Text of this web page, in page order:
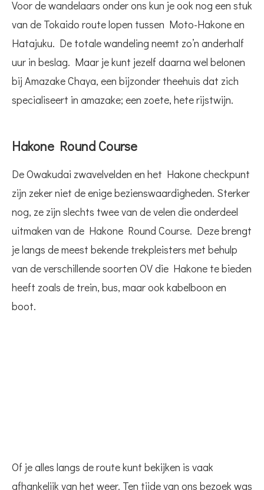
Voor de wandelaars onder ons kun je ook nog een stuk
van de Tokaido route lopen tussen Moto-Hakone en
Hatajuku. De totale wandeling neemt zo’n anderhalf
uur in beslag. Maar je kunt jezelf daarna wel belonen
bij Amazake Chaya, een bijzonder theehuis dat zich
specialiseert in amazake; een zoete, hete rijstwijn.
Hakone Round Course
De Owakudai zwavelvelden en het Hakone checkpunt
zijn zeker niet de enige bezienswaardigheden. Sterker
nog, ze zijn slechts twee van de velen die onderdeel
uitmaken van de Hakone Round Course. Deze brengt
je langs de meest bekende trekpleisters met behulp
van de verschillende soorten OV die Hakone te bieden
heeft zoals de trein, bus, maar ook kabelboon en
boot.
Of je alles langs de route kunt bekijken is vaak
afhankelijk van het weer. Ten tijde van ons bezoek was